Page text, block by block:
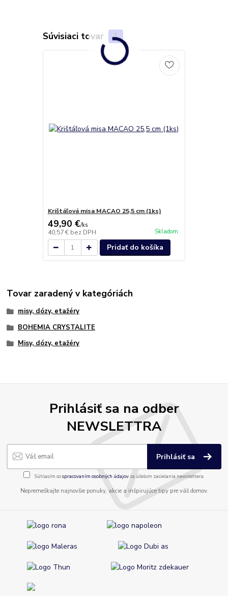
Súvisiaci tovar 1
Krištáľová misa MACAO 25,5 cm (1ks)
49,90 €/ks
40,57 € bez DPH Skladom
Pridať do košíka
Tovar zaradený v kategóriách
misy, dózy, etažéry
BOHEMIA CRYSTALITE
Misy, dózy, etažéry
Prihlásiť sa na odber
NEWSLETTRA
Prihlásiť sa
Súhlasím sospracovaním osobných údajov za účelom zasielania newslettera.
Nepremeškajte najnovšie ponuky, akcie a inšpirujúce tipy pre váš domov.